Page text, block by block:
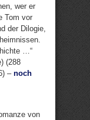
wer er
Tom vor
der Dilogie,
…“
(288
– noch
von